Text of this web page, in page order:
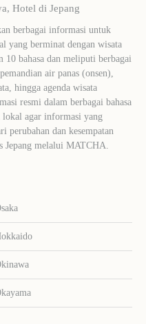
Hotel di Jepang
berbagai informasi untuk
yang berminat dengan wisata
10 bahasa dan meliputi berbagai
air panas (onsen),
hingga agenda wisata
resmi dalam berbagai bahasa
lokal agar informasi yang
perubahan dan kesempatan
Jepang melalui MATCHA.